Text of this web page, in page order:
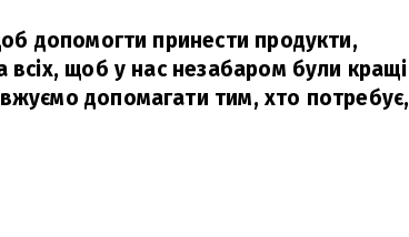
допомогти принести продукти,
всіх, щоб у нас незабаром були кращі
допомагати тим, хто потребує,